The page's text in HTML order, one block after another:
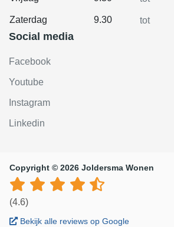
Zaterdag 9.30 tot
Social media
Facebook
Youtube
Instagram
Linkedin
Copyright © 2026 Joldersma Wonen
(4.6)
Bekijk alle reviews op Google